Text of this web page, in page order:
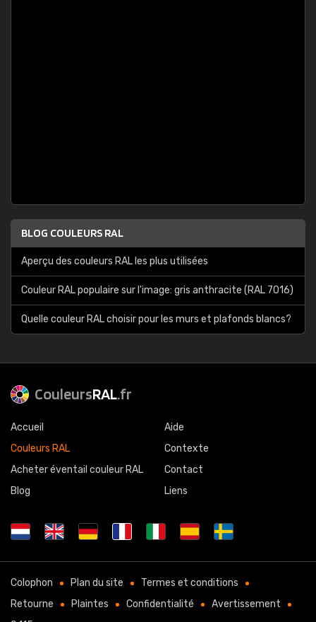
BLOG COULEURS RAL
Aperçu des couleurs RAL les plus utilisées
Couleur RAL populaire sur l'image: gris anthracite (RAL 7016)
Quelle couleur RAL choisir pour les murs et plafonds blancs?
CouleursRAL.fr
Accueil
Couleurs RAL
Acheter éventail couleur RAL
Blog
Aide
Contexte
Contact
Liens
Colophon Plan du site
Termes et conditions
Retourne
Plaintes Confidentialité
Avertissement